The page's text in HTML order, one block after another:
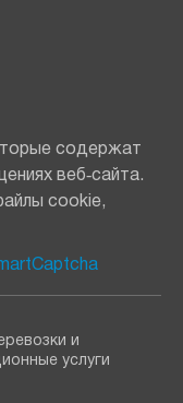
содержат
веб‑сайта.
cookie,
и
услуги